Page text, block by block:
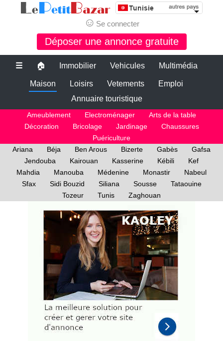
☺ Se connecter
Déposer une annonce gratuite
☰ 🏠 Immobilier Vehicules Multimédia
Maison Loisirs Vetements
Emploi
Annuaire touristique
Ameublement Electroménager
Arts de la table
Décoration
Bricolage Jardinage
Chaussures
Puériculture
Ariana
Béja Ben Arous Bizerte Gabès
Gafsa
Jendouba
Kairouan Kasserine Kébili
Kef
Mahdia
Manouba Médenine Monastir
Nabeul
Sfax
Sidi Bouzid Siliana Sousse
Tataouine
Tozeur
Tunis Zaghouan